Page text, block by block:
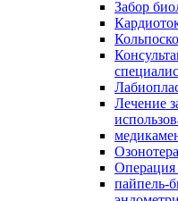
Забор
Лечение
пайпель-